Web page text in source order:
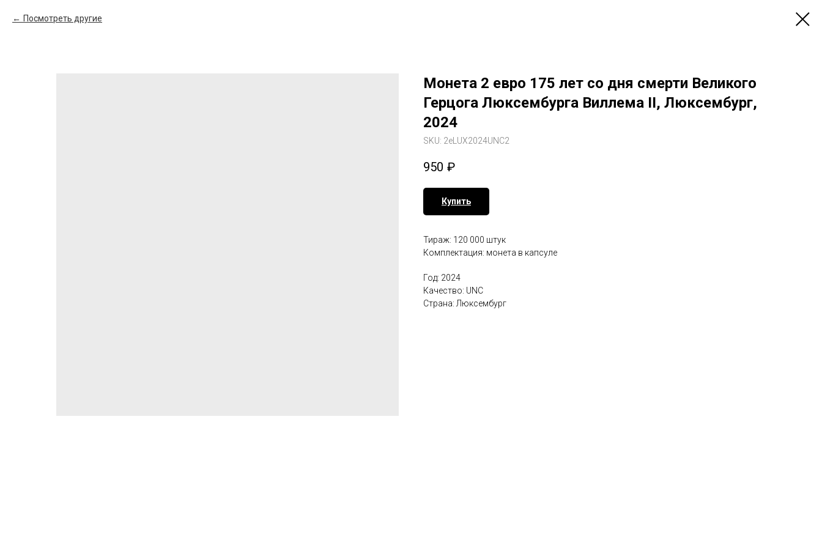
Посмотреть другие
Монета 2 евро 175 лет со дня смерти Великого
Герцога Люксембурга Виллема II, Люксембург,
2024
SKU: 2eLUX2024UNC2
950 ₽
Купить
Тираж: 120 000 штук
Комплектация: монета в капсуле
Год: 2024
Качество: UNC
Страна: Люксембург